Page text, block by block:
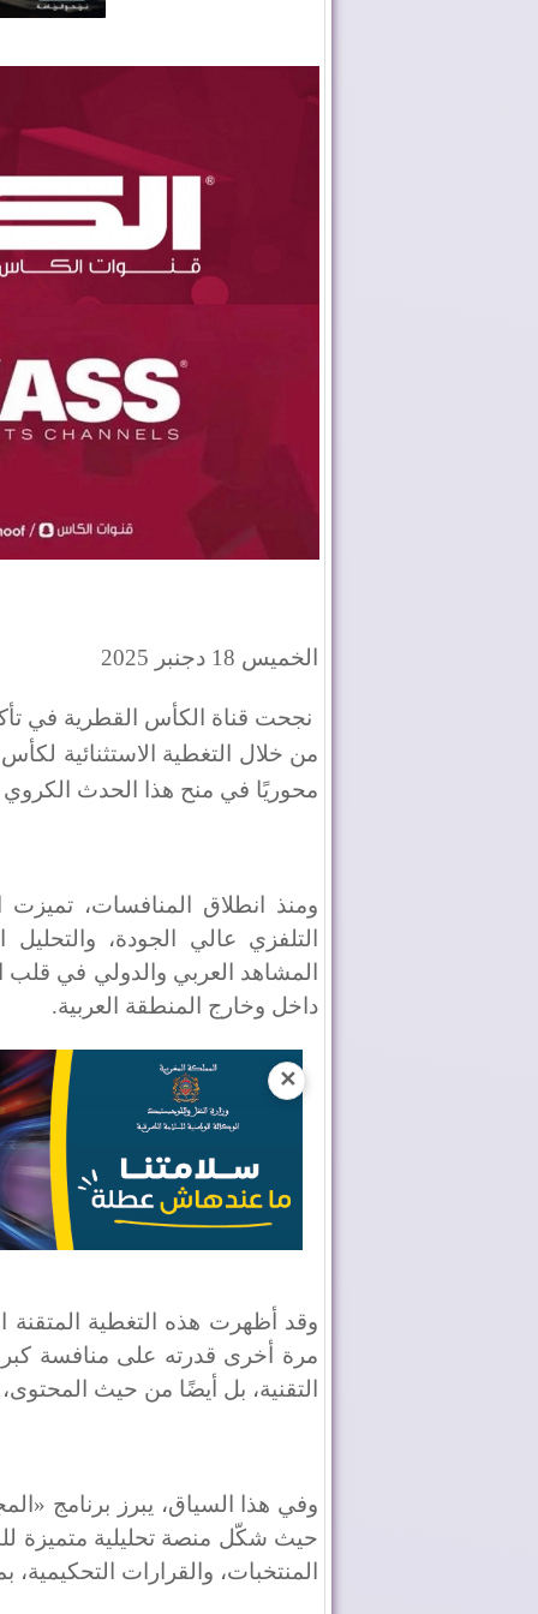
الخميس 18 دجنبر 2025
نجحت قناة الكأس القطرية في
من خلال التغطية الاستثنائية
محوريًا في منح هذا الحدث الكروي
ومنذ انطلاق المنافسات،
التلفزي عالي الجودة،
المشاهد العربي والدولي في
داخل وخارج المنطقة العربية.
✕
وقد أظهرت هذه التغطية المتقنة
مرة أخرى قدرته على منافسة
التقنية، بل أيضًا من حيث المحتوى،
وفي هذا السياق، يبرز برنامج
حيث شكّل منصة تحليلية متميزة
المنتخبات، والقرارات التحكيمية،